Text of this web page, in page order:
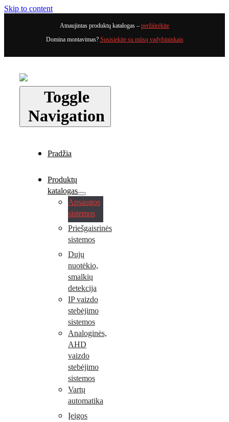
Skip to content
Atnaujintas produktų katalogas – peržiūrėkite
Domina montavimas? Susisiekite su mūsų vadybininkais
Toggle
Navigation
Pradžia
Produktų
katalogas
Apsaugos
sistemos
Priešgaisrinės
sistemos
Dujų
nuotėkio,
smalkių
detekcija
IP vaizdo
stebėjimo
sistemos
Analoginės,
AHD
vaizdo
stebėjimo
sistemos
Vartų
automatika
Įeigos